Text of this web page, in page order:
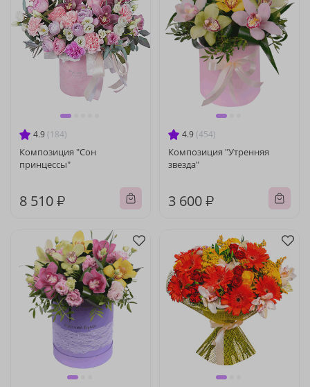
4.9 (184)
Композиция "Сон
принцессы"
8 510 ₽
4.9 (454)
Композиция "Утренняя
звезда"
3 600 ₽